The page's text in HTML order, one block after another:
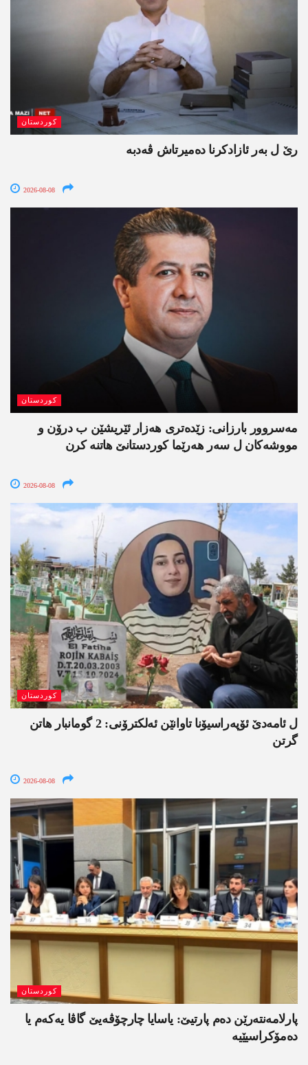
کوردستان
رێ ل بەر ئازادکرنا دەمیرتاش ڤەدبە
2026-08-08
کوردستان
مەسروور بارزانی: زێدەتری ھەزار ئێریشێن ب درۆن و
مووشەکان ل سەر ھەرێما کوردستانێ ھاتنە کرن
2026-08-08
کوردستان
ل ئامەدێ ئۆپەراسیۆنا تاوانێن ئەلکترۆنی: 2 گومانبار ھاتن
گرتن
2026-08-08
کوردستان
پارلامەنتەرێن دەم پارتیێ: یاسایا چارچۆڤەیێ گاڤا یەکەم یا
دەمۆکراسیێیە